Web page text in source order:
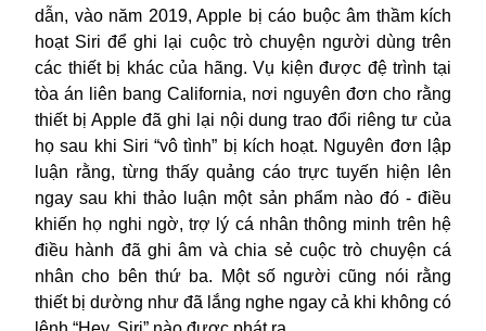
dẫn, vào năm 2019, Apple bị cáo buộc âm thầm kích
hoạt Siri để ghi lại cuộc trò chuyện người dùng trên
các thiết bị khác của hãng. Vụ kiện được đệ trình tại
tòa án liên bang California, nơi nguyên đơn cho rằng
thiết bị Apple đã ghi lại nội dung trao đổi riêng tư của
họ sau khi Siri “vô tình” bị kích hoạt. Nguyên đơn lập
luận rằng, từng thấy quảng cáo trực tuyến hiện lên
ngay sau khi thảo luận một sản phẩm nào đó - điều
khiến họ nghi ngờ, trợ lý cá nhân thông minh trên hệ
điều hành đã ghi âm và chia sẻ cuộc trò chuyện cá
nhân cho bên thứ ba. Một số người cũng nói rằng
thiết bị dường như đã lắng nghe ngay cả khi không có